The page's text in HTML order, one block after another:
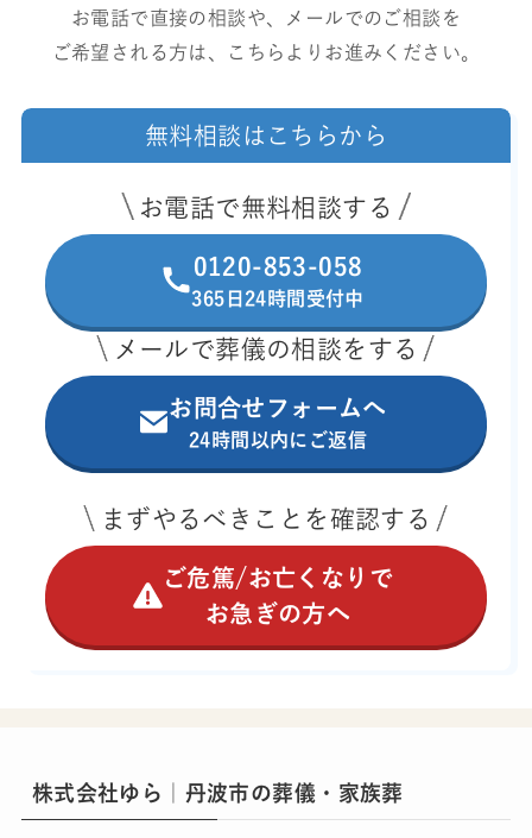
お電話で直接の相談や、メールでのご相談を
ご希望される方は、こちらよりお進みください。
無料相談はこちらから
お電話で無料相談する
0120-853-058
365日24時間受付中
メールで葬儀の相談をする
お問合せフォームへ
24時間以内にご返信
まずやるべきことを確認する
ご危篤/お亡くなりで
お急ぎの方へ
株式会社ゆら｜丹波市の葬儀・家族葬